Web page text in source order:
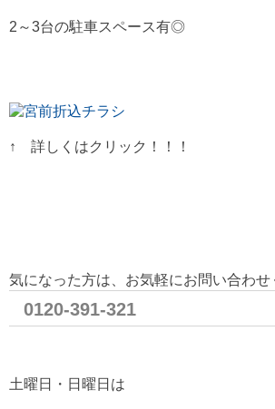
2～3台の駐車スペース有◎
↑ 詳しくはクリック！！！
気になった方は、お気軽にお問い合わせ
0120-391-321
土曜日・日曜日は